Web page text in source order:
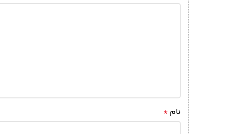
نام *